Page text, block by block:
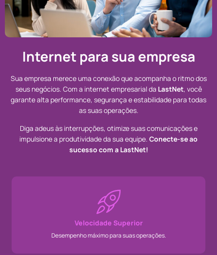
Internet para sua empresa
Sua empresa merece uma conexão que acompanha o ritmo dos
seus negócios. Com a internet empresarial da LastNet, você
garante alta performance, segurança e estabilidade para todas
as suas operações.
Diga adeus às interrupções, otimize suas comunicações e
impulsione a produtividade da sua equipe. Conecte-se ao
sucesso com a LastNet!
Velocidade Superior
Desempenho máximo para suas operações.